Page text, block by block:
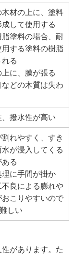
木材の上に、塗料
して使用する
脂塗料の場合、耐
用する塗料の樹脂
る
上に、膜が張る
どの木質は失わ
、撥水性が高い
割れやすく、すき
水が浸入してくる
る
理に手間が掛か
不良による膨れや
おこりやすいので
しい
があります。た